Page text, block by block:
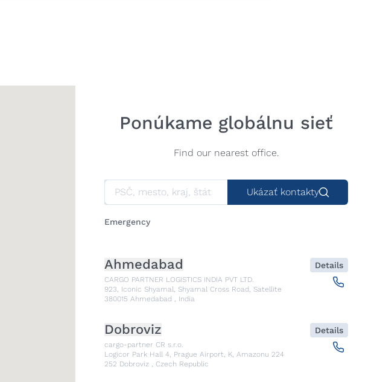
Ponúkame globálnu sieť
Find our nearest office.
Ukázať kontakty
Emergency
Ahmedabad
CARGO PARTNER LOGISTICS INDIA PVT LTD.
923, Iconic Shyamal, Shyamal Cross Road, Satellite
380015 Ahmedabad , India
Details
Dobroviz
cargo-partner CR s.r.o.
Logicor Park Hall 4, Prague Airport, K, Amazonu 224
252 Dobroviz , Czech Republic
Details